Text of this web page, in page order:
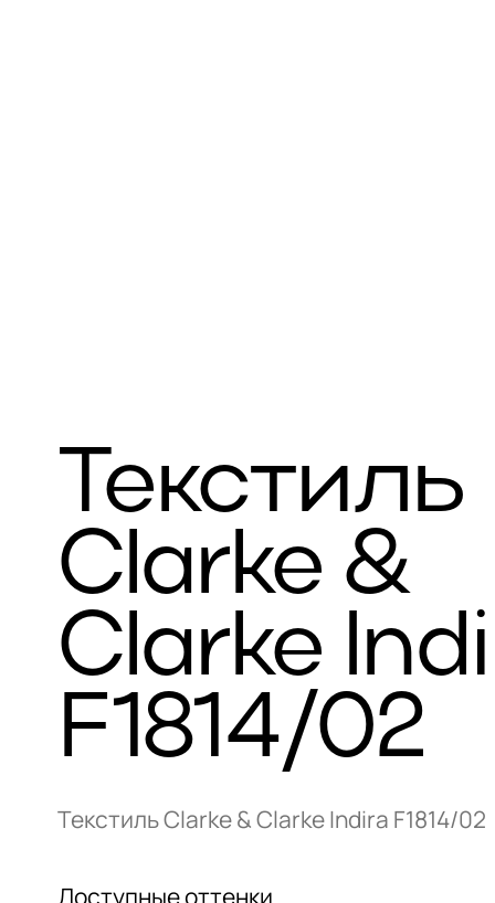
Текстиль
Clarke &
Clarke
F1814/02
Текстиль Clarke & Clarke Indira F1814/02
Доступные оттенки